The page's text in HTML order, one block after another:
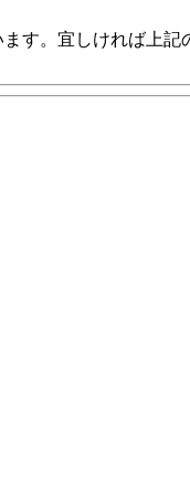
す。宜しければ上